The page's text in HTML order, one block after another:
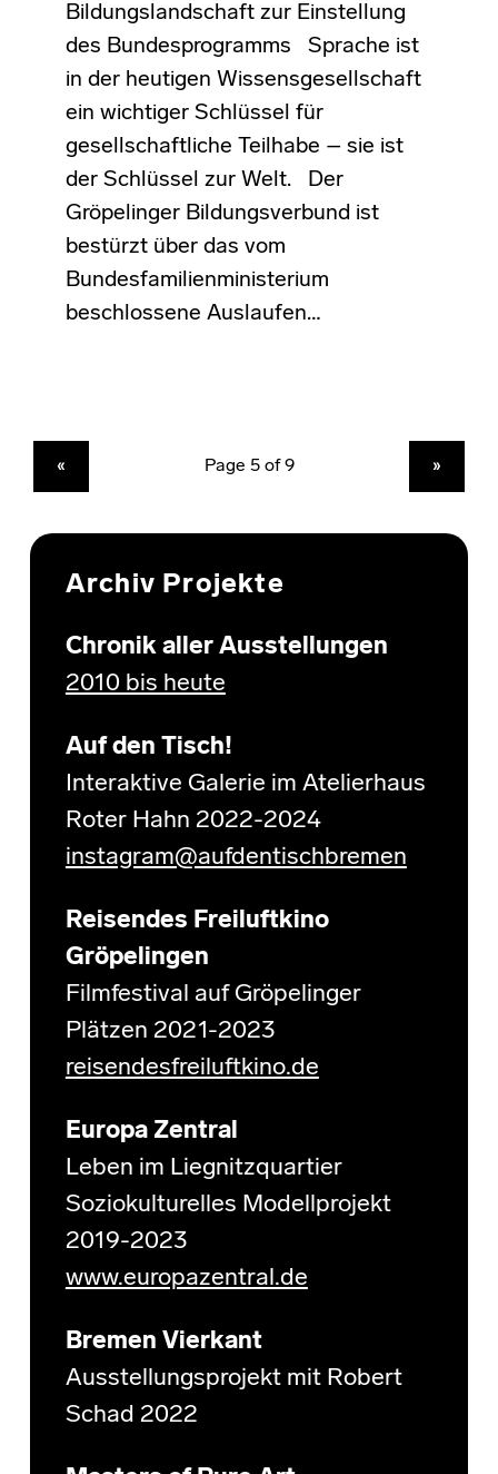
Bildungslandschaft zur Einstellung
des Bundesprogramms Sprache ist
in der heutigen Wissensgesellschaft
ein wichtiger Schlüssel für
gesellschaftliche Teilhabe – sie ist
der Schlüssel zur Welt. Der
Gröpelinger Bildungsverbund ist
bestürzt über das vom
Bundesfamilienministerium
beschlossene Auslaufen…
« »
Archiv Projekte
Chronik aller Ausstellungen
2010 bis heute
Auf den Tisch!
Interaktive Galerie im Atelierhaus
Roter Hahn 2022-2024
instagram@aufdentischbremen
Reisendes Freiluftkino
Gröpelingen
Filmfestival auf Gröpelinger
Plätzen 2021-2023
reisendesfreiluftkino.de
Europa Zentral
Leben im Liegnitzquartier
Soziokulturelles Modellprojekt
2019-2023
www.europazentral.de
Bremen Vierkant
Ausstellungsprojekt mit Robert
Schad 2022